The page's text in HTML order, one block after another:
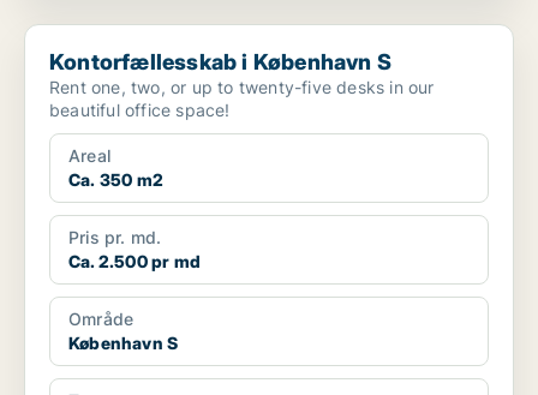
Kontorfællesskab i København S
Kontorfællesskab i København S
Rent one, two, or up to twenty-five desks in our
beautiful office space!
Areal
Ca. 350 m2
Pris pr. md.
Ca. 2.500 pr md
Område
København S